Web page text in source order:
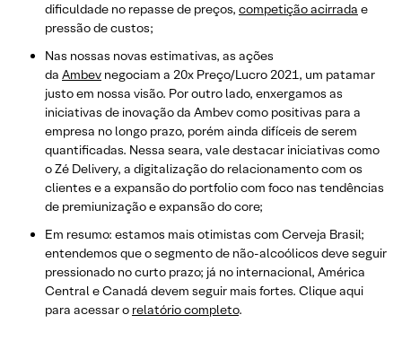
dificuldade no repasse de preços, competição acirrada e
pressão de custos;
Nas nossas novas estimativas, as ações
da Ambev negociam a 20x Preço/Lucro 2021, um patamar
justo em nossa visão. Por outro lado, enxergamos as
iniciativas de inovação da Ambev como positivas para a
empresa no longo prazo, porém ainda difíceis de serem
quantificadas. Nessa seara, vale destacar iniciativas como
o Zé Delivery, a digitalização do relacionamento com os
clientes e a expansão do portfolio com foco nas tendências
de premiunização e expansão do core;
Em resumo: estamos mais otimistas com Cerveja Brasil;
entendemos que o segmento de não-alcoólicos deve seguir
pressionado no curto prazo; já no internacional, América
Central e Canadá devem seguir mais fortes. Clique aqui
para acessar o relatório completo.